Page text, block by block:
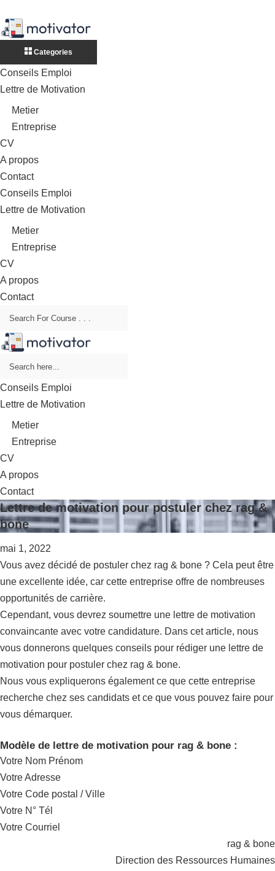
Categories
Conseils Emploi
Lettre de Motivation
Metier
Entreprise
CV
A propos
Contact
Conseils Emploi
Lettre de Motivation
Metier
Entreprise
CV
A propos
Contact
Conseils Emploi
Lettre de Motivation
Metier
Entreprise
CV
A propos
Contact
Lettre de motivation pour postuler chez rag &
bone
mai 1, 2022
Vous avez décidé de postuler chez rag & bone ? Cela peut être
une excellente idée, car cette entreprise offre de nombreuses
opportunités de carrière.
Cependant, vous devrez soumettre une lettre de motivation
convaincante avec votre candidature. Dans cet article, nous
vous donnerons quelques conseils pour rédiger une lettre de
motivation pour postuler chez rag & bone.
Nous vous expliquerons également ce que cette entreprise
recherche chez ses candidats et ce que vous pouvez faire pour
vous démarquer.
Modèle de lettre de motivation pour rag & bone :
Votre Nom Prénom
Votre Adresse
Votre Code postal / Ville
Votre N° Tél
Votre Courriel
rag & bone
Direction des Ressources Humaines